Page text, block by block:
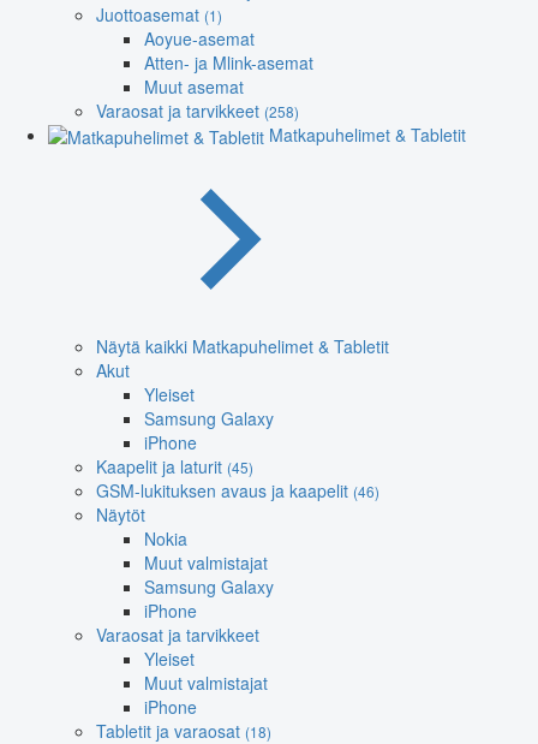
Juottoasemat (1)
Aoyue-asemat
Atten- ja Mlink-asemat
Muut asemat
Varaosat ja tarvikkeet (258)
Matkapuhelimet & Tabletit
Näytä kaikki Matkapuhelimet & Tabletit
Akut
Yleiset
Samsung Galaxy
iPhone
Kaapelit ja laturit (45)
GSM-lukituksen avaus ja kaapelit (46)
Näytöt
Nokia
Muut valmistajat
Samsung Galaxy
iPhone
Varaosat ja tarvikkeet
Yleiset
Muut valmistajat
iPhone
Tabletit ja varaosat (18)